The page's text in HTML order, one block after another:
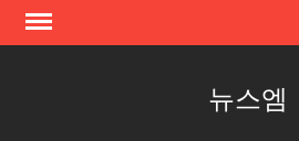
Skip
뉴스엠